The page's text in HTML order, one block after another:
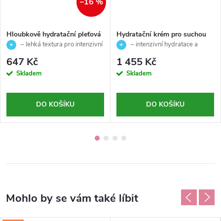
Hloubkově hydratační pleťová
emulze - Hi-Luronic - Ainhoa -
– lehká textura pro intenzivní
647 Kč
Skladem
DO KOŠÍKU
Hydratační krém pro suchou
pleť - Hi-Luronic - Ainhoa -
– intenzivní hydratace a
1 455 Kč
Skladem
DO KOŠÍKU